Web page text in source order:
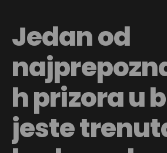
Jedan od
h prizora u
jeste